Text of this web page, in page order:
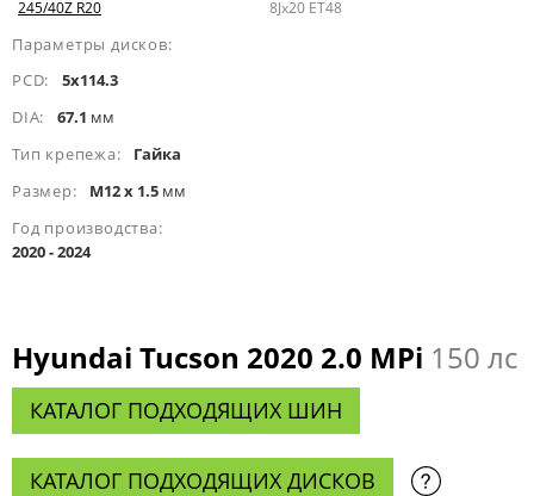
245/40Z R20 8Jx20 ET48
Параметры дисков:
PCD:
5x114.3
DIA:
67.1 мм
Тип крепежа:
Гайка
Размер:
M12 x 1.5 мм
Год производства:
2020 - 2024
Hyundai Tucson 2020 2.0 MPi 150 лс
КАТАЛОГ ПОДХОДЯЩИХ ШИН
КАТАЛОГ ПОДХОДЯЩИХ ДИСКОВ